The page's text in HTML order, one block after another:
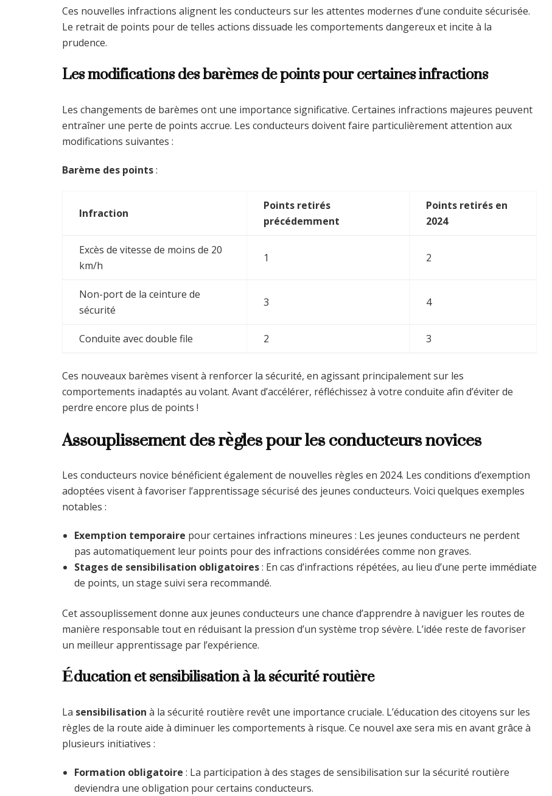
Ces nouvelles infractions alignent les conducteurs sur les attentes modernes d’une conduite sécurisée.
Le retrait de points pour de telles actions dissuade les comportements dangereux et incite à la
prudence.
Les modifications des barèmes de points pour certaines infractions
Les changements de barèmes ont une importance significative. Certaines infractions majeures peuvent
entraîner une perte de points accrue. Les conducteurs doivent faire particulièrement attention aux
modifications suivantes :
Barème des points:
Infraction
Points retirés
précédemment
Points retirés en
2024
Excès de vitesse de moins de 20
km/h
1 2
Non-port de la ceinture de
sécurité
3 4
Conduite avec double file 2 3
Ces nouveaux barèmes visent à renforcer la sécurité, en agissant principalement sur les
comportements inadaptés au volant. Avant d’accélérer, réfléchissez à votre conduite afin d’éviter de
perdre encore plus de points !
Assouplissement des règles pour les conducteurs novices
Les conducteurs novice bénéficient également de nouvelles règles en 2024. Les conditions d’exemption
adoptées visent à favoriser l’apprentissage sécurisé des jeunes conducteurs. Voici quelques exemples
notables :
Exemption temporaire pour certaines infractions mineures : Les jeunes conducteurs ne perdent
pas automatiquement leur points pour des infractions considérées comme non graves.
Stages de sensibilisation obligatoires: En cas d’infractions répétées, au lieu d’une perte immédiate
de points, un stage suivi sera recommandé.
Cet assouplissement donne aux jeunes conducteurs une chance d’apprendre à naviguer les routes de
manière responsable tout en réduisant la pression d’un système trop sévère. L’idée reste de favoriser
un meilleur apprentissage par l’expérience.
Éducation et sensibilisation à la sécurité routière
La sensibilisation à la sécurité routière revêt une importance cruciale. L’éducation des citoyens sur les
règles de la route aide à diminuer les comportements à risque. Ce nouvel axe sera mis en avant grâce à
plusieurs initiatives :
Formation obligatoire : La participation à des stages de sensibilisation sur la sécurité routière
deviendra une obligation pour certains conducteurs.